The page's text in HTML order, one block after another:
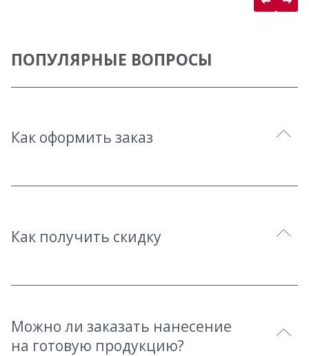
ПОПУЛЯРНЫЕ ВОПРОСЫ
Как оформить заказ
Как получить скидку
Можно ли заказать нанесение
на готовую продукцию?